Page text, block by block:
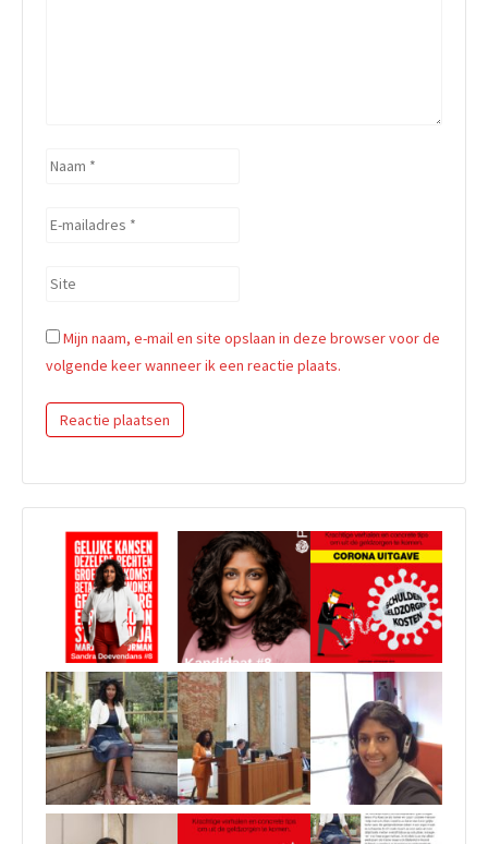
Naam
E-
Site
Mijn naam, e-mail en site opslaan in deze browser voor de
volgende keer wanneer ik een reactie plaats.